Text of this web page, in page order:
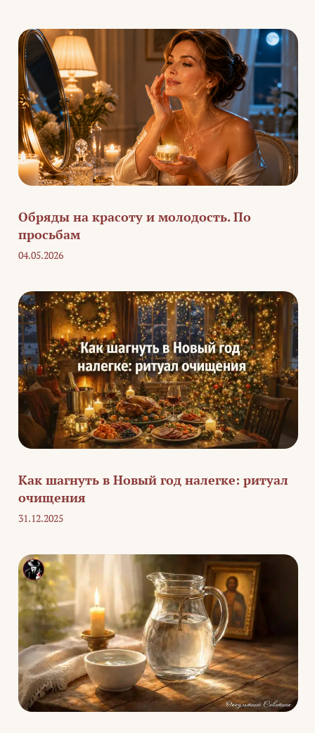
Обряды на красоту и молодость. По
просьбам
04.05.2026
Как шагнуть в Новый год налегке: ритуал
очищения
31.12.2025